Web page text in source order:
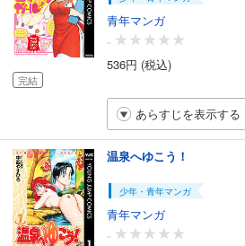
完結
青年マンガ
-
536円 (税込)
あらすじを表示する
温泉へゆこう！
少年・青年マンガ
青年マンガ
-